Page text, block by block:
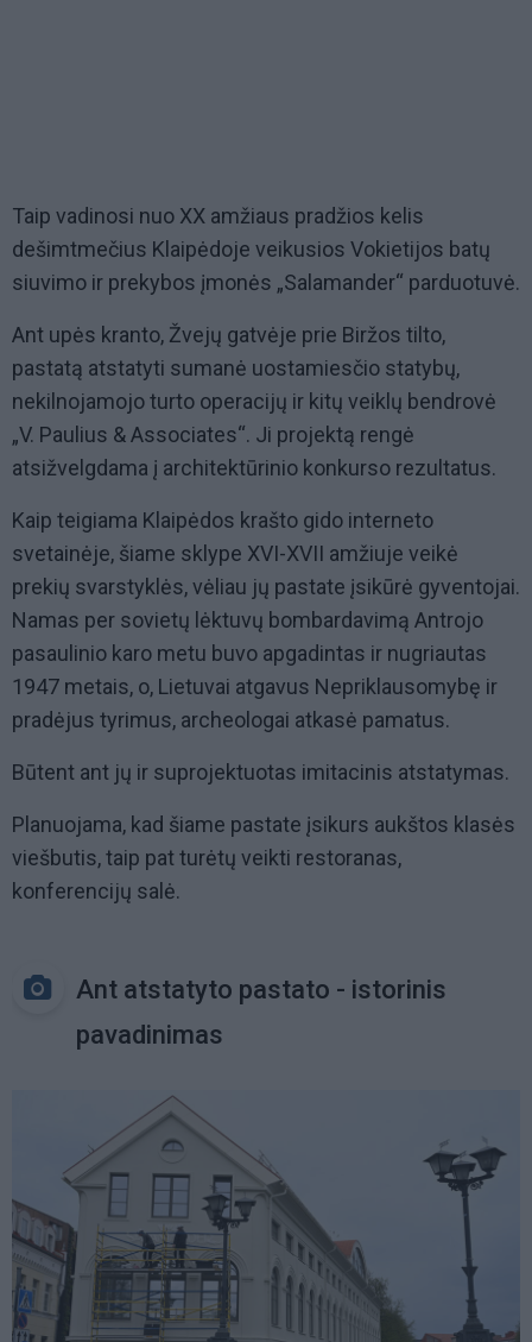
Taip vadinosi nuo XX amžiaus pradžios kelis
dešimtmečius Klaipėdoje veikusios Vokietijos batų
siuvimo ir prekybos įmonės „Salamander“ parduotuvė.
Ant upės kranto, Žvejų gatvėje prie Biržos tilto,
pastatą atstatyti sumanė uostamiesčio statybų,
nekilnojamojo turto operacijų ir kitų veiklų bendrovė
„V. Paulius & Associates“. Ji projektą rengė
atsižvelgdama į architektūrinio konkurso rezultatus.
Kaip teigiama Klaipėdos krašto gido interneto
svetainėje, šiame sklype XVI-XVII amžiuje veikė
prekių svarstyklės, vėliau jų pastate įsikūrė gyventojai.
Namas per sovietų lėktuvų bombardavimą Antrojo
pasaulinio karo metu buvo apgadintas ir nugriautas
1947 metais, o, Lietuvai atgavus Nepriklausomybę ir
pradėjus tyrimus, archeologai atkasė pamatus.
Būtent ant jų ir suprojektuotas imitacinis atstatymas.
Planuojama, kad šiame pastate įsikurs aukštos klasės
viešbutis, taip pat turėtų veikti restoranas,
konferencijų salė.
Ant atstatyto pastato - istorinis
pavadinimas